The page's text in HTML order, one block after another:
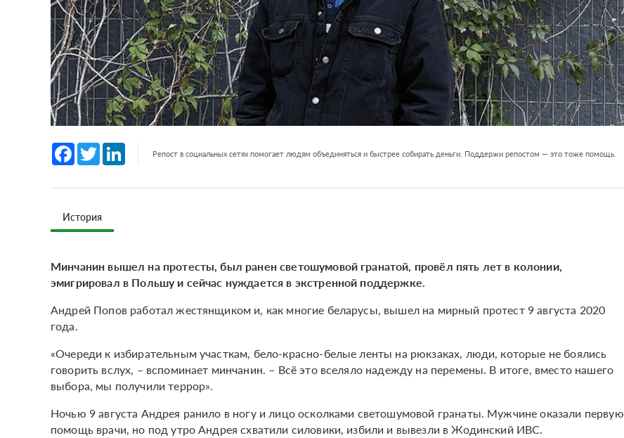
Facebook
Twitter LinkedInРепост в социальных сетях помогает людям объединяться и быстрее собирать деньги. Поддержи репостом — это тоже помощь.
История
Минчанин вышел на протесты, был ранен светошумовой гранатой, провёл пять лет в колонии,
эмигрировал в Польшу и сейчас нуждается в экстренной поддержке.
Андрей Попов работал жестянщиком и, как многие беларусы, вышел на мирный протест 9 августа 2020
года.
«Очереди к избирательным участкам, бело-красно-белые ленты на рюкзаках, люди, которые не боялись
говорить вслух, – вспоминает минчанин. – Всё это вселяло надежду на перемены. В итоге, вместо нашего
выбора, мы получили террор».
Ночью 9 августа Андрея ранило в ногу и лицо осколками светошумовой гранаты. Мужчине оказали первую
помощь врачи, но под утро Андрея схватили силовики, избили и вывезли в Жодинский ИВС.